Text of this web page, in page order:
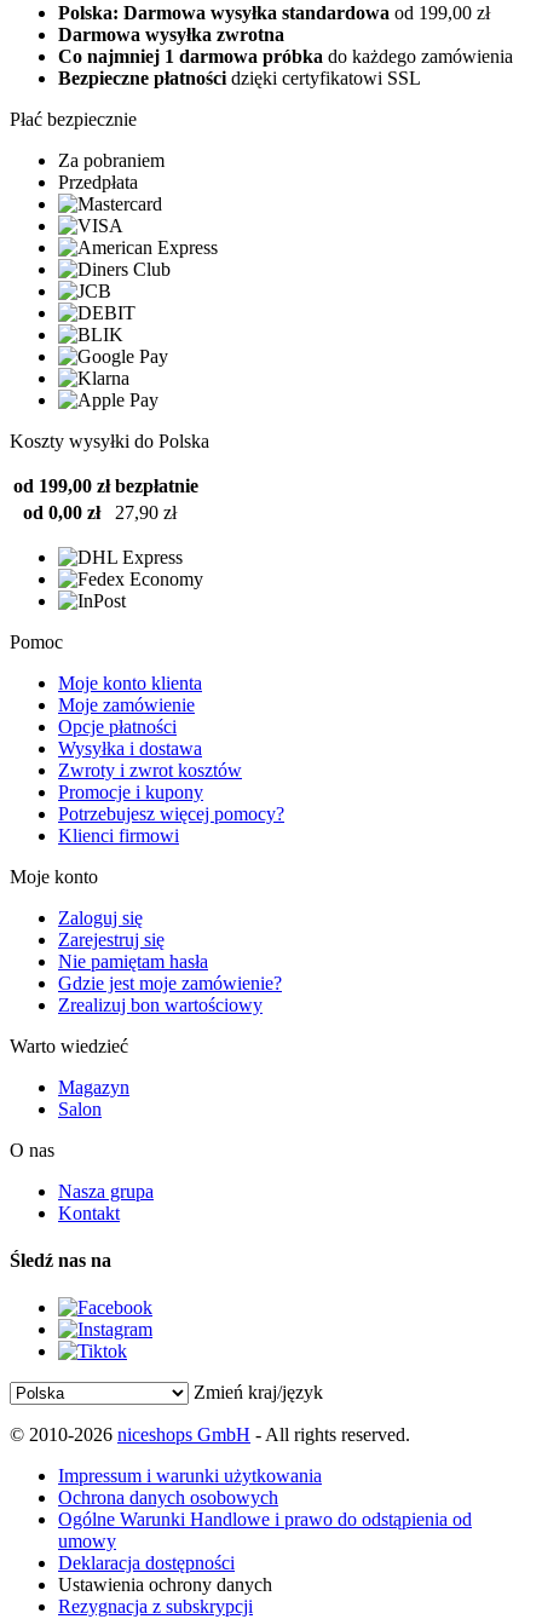
Polska: Darmowa wysyłka standardowa od 199,00 zł
Darmowa wysyłka zwrotna
Co najmniej 1 darmowa próbka do każdego zamówienia
Bezpieczne płatności dzięki certyfikatowi SSL
Płać bezpiecznie
Za pobraniem
Przedpłata
Koszty wysyłki do Polska
od 199,00 zł bezpłatnie
od 0,00 zł
27,90 zł
Pomoc
Moje konto klienta
Moje zamówienie
Opcje płatności
Wysyłka i dostawa
Zwroty i zwrot kosztów
Promocje i kupony
Potrzebujesz więcej pomocy?
Klienci firmowi
Moje konto
Zaloguj się
Zarejestruj się
Nie pamiętam hasła
Gdzie jest moje zamówienie?
Zrealizuj bon wartościowy
Warto wiedzieć
Magazyn
Salon
O nas
Nasza grupa
Kontakt
Śledź nas na
Zmień kraj/język
© 2010-2026 niceshops GmbH - All rights reserved.
Impressum i warunki użytkowania
Ochrona danych osobowych
Ogólne Warunki Handlowe i prawo do odstąpienia od
umowy
Deklaracja dostępności
Ustawienia ochrony danych
Rezygnacja z subskrypcji